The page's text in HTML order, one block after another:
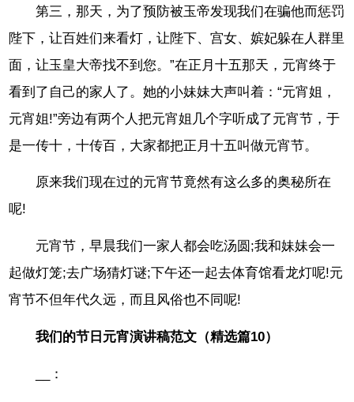
第三，那天，为了预防被玉帝发现我们在骗他而惩罚
陛下，让百姓们来看灯，让陛下、宫女、嫔妃躲在人群里
面，让玉皇大帝找不到您。”在正月十五那天，元宵终于
看到了自己的家人了。她的小妹妹大声叫着：“元宵姐，
元宵姐!”旁边有两个人把元宵姐几个字听成了元宵节，于
是一传十，十传百，大家都把正月十五叫做元宵节。
原来我们现在过的元宵节竟然有这么多的奥秘所在
呢!
元宵节，早晨我们一家人都会吃汤圆;我和妹妹会一
起做灯笼;去广场猜灯谜;下午还一起去体育馆看龙灯呢!元
宵节不但年代久远，而且风俗也不同呢!
我们的节日元宵演讲稿范文（精选篇10）
__：